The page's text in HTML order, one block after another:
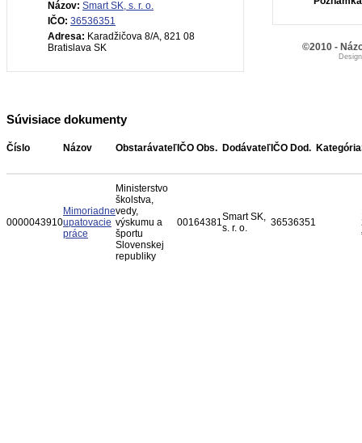
Názov: Smart SK, s. r. o.
IČO: 36536351
Adresa: Karadžičova 8/A, 821 08
Bratislava SK
Súvisiace dokumenty
Číslo Názov Obstarávateľ IČO Obs. Dodávateľ IČO Dod. Kategória
0000043910
Mimoriadne
upatovacie
práce
Ministerstvo
školstva,
vedy,
výskumu a
športu
Slovenskej
republiky
00164381Smart SK,
s. r. o.
36536351
©2010 -